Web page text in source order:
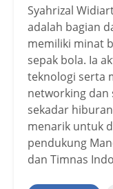
Syahrizal
adalah bagian
memiliki minat
sepak bola. Ia
teknologi serta
networking dan
sekadar
menarik untuk
pendukung
dan Timnas